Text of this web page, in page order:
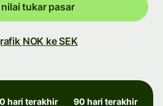
nilai tukar pasar
NOK ke SEK
hari terakhir 90 hari terakhir